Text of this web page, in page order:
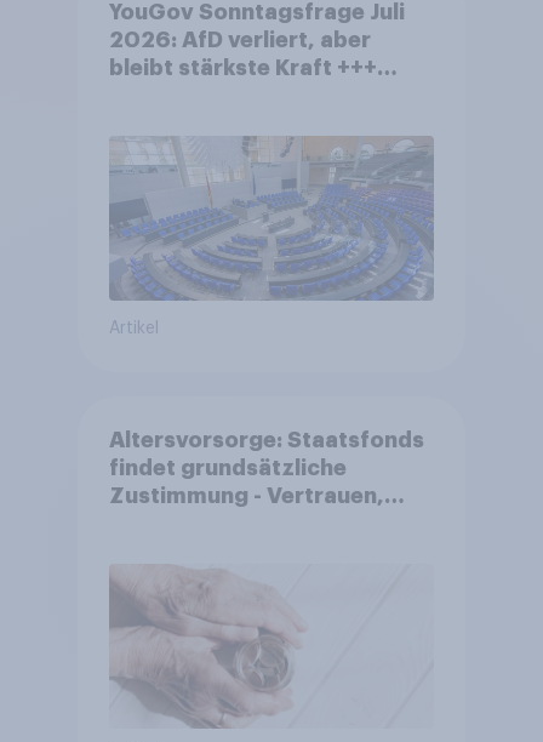
YouGov Sonntagsfrage Juli
2026: AfD verliert, aber
bleibt stärkste Kraft +++
Artikel
Altersvorsorge: Staatsfonds
findet grundsätzliche
Zustimmung - Vertrauen,
Akzeptanz